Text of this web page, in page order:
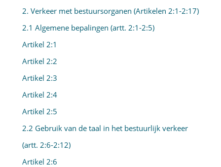
2. Verkeer met bestuursorganen (Artikelen 2:1-2:17)
2.1 Algemene bepalingen (artt. 2:1-2:5)
Artikel 2:1
Artikel 2:2
Artikel 2:3
Artikel 2:4
Artikel 2:5
2.2 Gebruik van de taal in het bestuurlijk verkeer
(artt. 2:6-2:12)
Artikel 2:6